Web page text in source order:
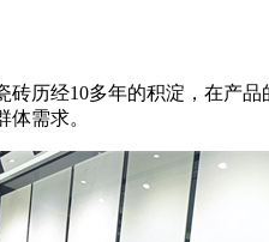
历经10多年的积淀，在产
需求。